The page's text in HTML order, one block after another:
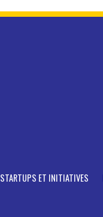
STARTUPS ET INITIATIVES